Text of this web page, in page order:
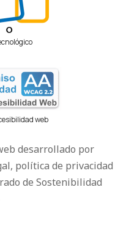
web
desarrollado por
política de privacidad
de Sostenibilidad